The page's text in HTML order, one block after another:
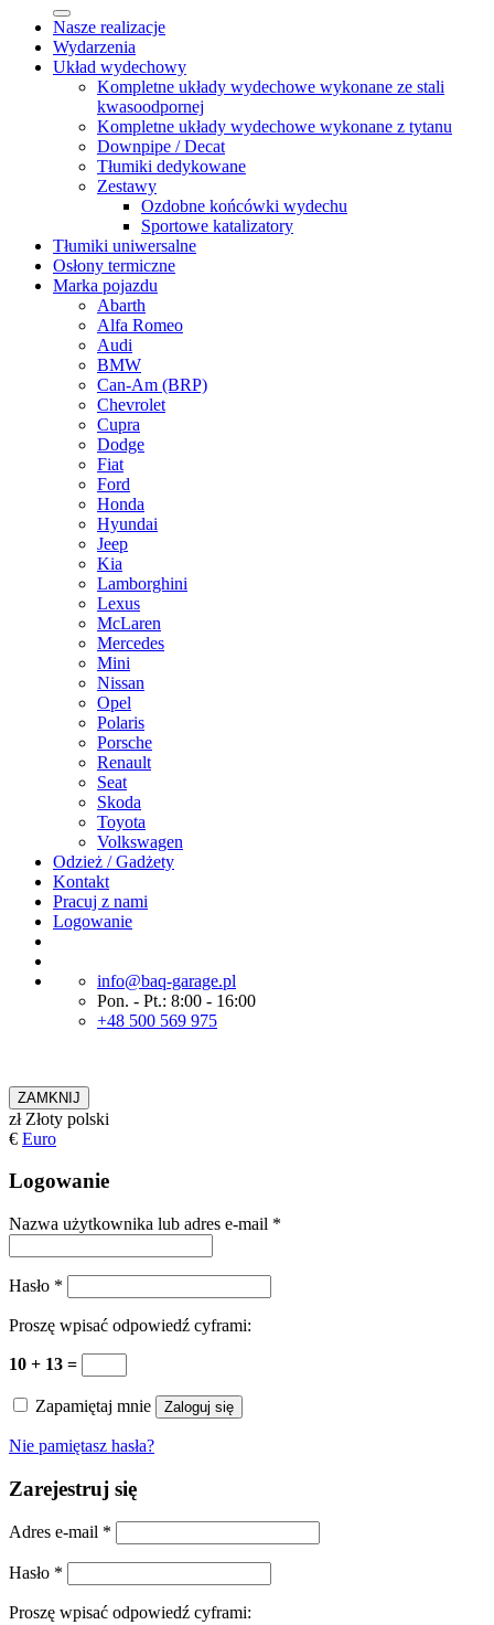
Nasze realizacje
Wydarzenia
Układ wydechowy
Kompletne układy wydechowe wykonane ze stali
kwasoodpornej
Kompletne układy wydechowe wykonane z tytanu
Downpipe / Decat
Tłumiki dedykowane
Zestawy
Ozdobne końcówki wydechu
Sportowe katalizatory
Tłumiki uniwersalne
Osłony termiczne
Marka pojazdu
Abarth
Alfa Romeo
Audi
BMW
Can-Am (BRP)
Chevrolet
Cupra
Dodge
Fiat
Ford
Honda
Hyundai
Jeep
Kia
Lamborghini
Lexus
McLaren
Mercedes
Mini
Nissan
Opel
Polaris
Porsche
Renault
Seat
Skoda
Toyota
Volkswagen
Odzież / Gadżety
Kontakt
Pracuj z nami
Logowanie
info@baq-garage.pl
Pon. - Pt.: 8:00 - 16:00
+48 500 569 975
ZAMKNIJ
zł Złoty polski
€ Euro
Logowanie
Nazwa użytkownika lub adres e-mail *
Hasło *
Proszę wpisać odpowiedź cyframi:
10 + 13 =
Zapamiętaj mnie Zaloguj się
Nie pamiętasz hasła?
Zarejestruj się
Adres e-mail *
Hasło *
Proszę wpisać odpowiedź cyframi: